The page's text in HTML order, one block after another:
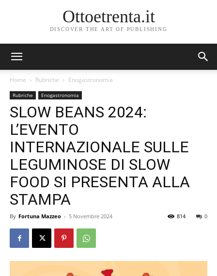
Ottoetrenta.it
DISCOVER THE ART OF PUBLISHING
Home Rubriche Enogastronomia
Rubriche Enogastronomia
SLOW BEANS 2024:
L’EVENTO
INTERNAZIONALE SULLE
LEGUMINOSE DI SLOW
FOOD SI PRESENTA ALLA
STAMPA
By Fortuna Mazzeo - 5 Novembre 2024 0
814